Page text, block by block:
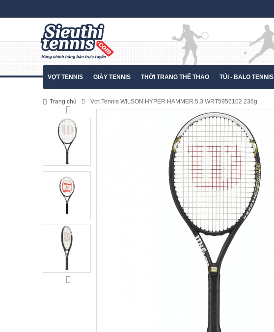
VỢT TENNIS GIÀY TENNIS THỜI TRANG THỂ THAO TÚI - BALO TENNIS
Trang chủ Vợt Tennis WILSON HYPER HAMMER 5.3 WRT5956102 236g